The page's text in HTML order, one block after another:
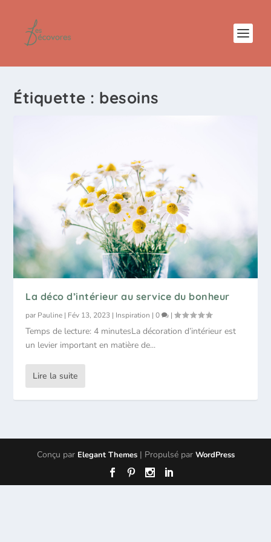
Étiquette : besoins
La déco d’intérieur au service du bonheur
par Pauline | Fév 13, 2023 | Inspiration |0 |
Temps de lecture: 4 minutesLa décoration d’intérieur est
un levier important en matière de...
Lire la suite
Conçu par Elegant Themes| Propulsé par WordPress